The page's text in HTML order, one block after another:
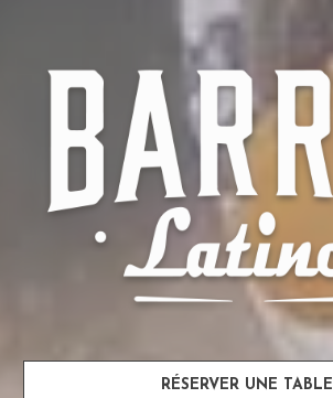
RÉSERVER UNE TABLE
RÉSERVER UNE TABLE